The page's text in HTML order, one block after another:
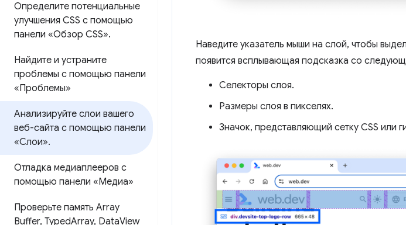
Определите потенциальные
улучшения CSS с помощью
панели «Обзор CSS».
Найдите и устраните
проблемы с помощью панели
«Проблемы»
Анализируйте слои вашего
веб-сайта с помощью панели
«Слои».
Отладка медиаплееров с
помощью панели «Медиа»
Проверьте память Array
Buffer, TypedArray, DataView
Наведите указатель мыши на слой, чтобы
появится всплывающая подсказка со
Селекторы слоя.
Размеры слоя в пикселях.
Значок, представляющий сетку CSS или